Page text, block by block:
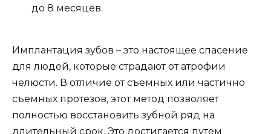
до 8 месяцев.
Имплантация зубов – это настоящее спасение
для людей, которые страдают от атрофии
челюсти. В отличие от съемных или частично
съемных протезов, этот метод позволяет
полностью восстановить зубной ряд на
длительный срок. Это достигается путем